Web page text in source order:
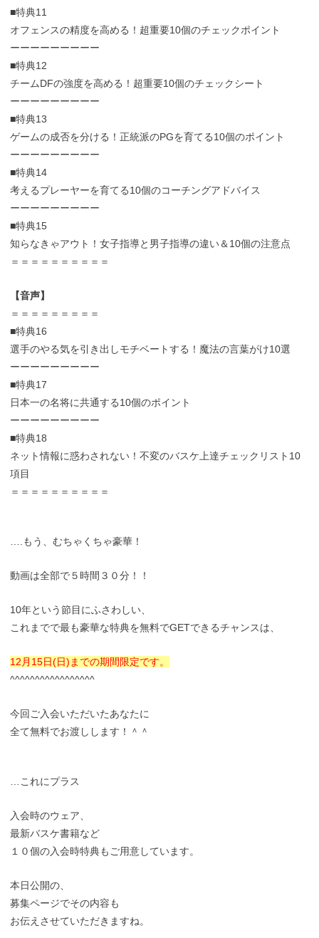
■特典11
オフェンスの精度を高める！超重要10個のチェックポイント
ーーーーーーーーー
■特典12
チームDFの強度を高める！超重要10個のチェックシート
ーーーーーーーーー
■特典13
ゲームの成否を分ける！正統派のPGを育てる10個のポイント
ーーーーーーーーー
■特典14
考えるプレーヤーを育てる10個のコーチングアドバイス
ーーーーーーーーー
■特典15
知らなきゃアウト！女子指導と男子指導の違い＆10個の注意点
＝＝＝＝＝＝＝＝＝＝
【音声】
＝＝＝＝＝＝＝＝＝
■特典16
選手のやる気を引き出しモチベートする！魔法の言葉がけ10選
ーーーーーーーーー
■特典17
日本一の名将に共通する10個のポイント
ーーーーーーーーー
■特典18
ネット情報に惑わされない！不変のバスケ上達チェックリスト10
項目
＝＝＝＝＝＝＝＝＝＝
….もう、むちゃくちゃ豪華！
動画は全部で５時間３０分！！
10年という節目にふさわしい、
これまでで最も豪華な特典を無料でGETできるチャンスは、
12月15日(日)までの期間限定です。
^^^^^^^^^^^^^^^^^
今回ご入会いただいたあなたに
全て無料でお渡しします！＾＾
…これにプラス
入会時のウェア、
最新バスケ書籍など
１０個の入会時特典もご用意しています。
本日公開の、
募集ページでその内容も
お伝えさせていただきますね。